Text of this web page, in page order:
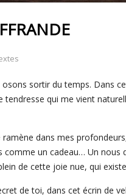
sortir du temps. Dans
qui me vient
dans mes
un cadeau… Un
de cette joie nue, qui
de toi, dans cet écrin de